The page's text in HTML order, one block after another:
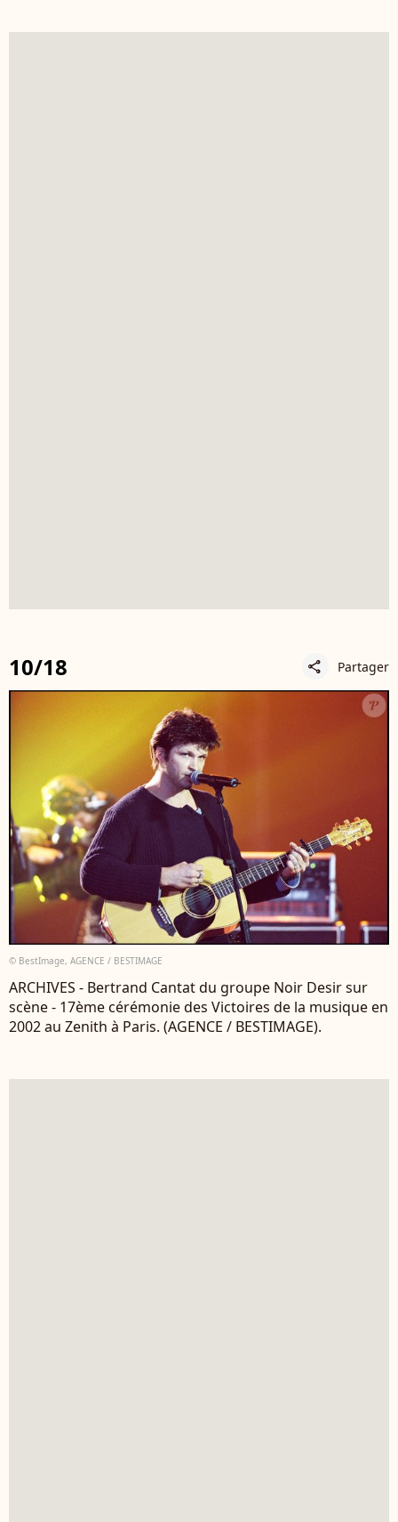
10/18 share Partager
© BestImage, AGENCE / BESTIMAGE
ARCHIVES - Bertrand Cantat du groupe Noir Desir sur
scène - 17ème cérémonie des Victoires de la musique en
2002 au Zenith à Paris. (AGENCE / BESTIMAGE).